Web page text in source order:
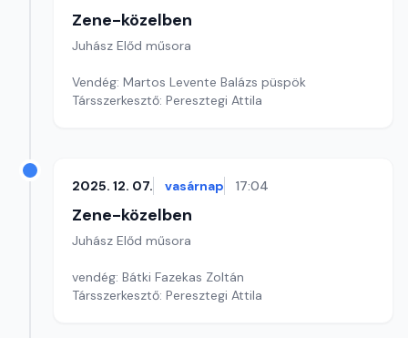
Zene-közelben
Juhász Előd műsora
Vendég: Martos Levente Balázs püspök
Társszerkesztő: Peresztegi Attila
2025. 12. 07. vasárnap 17:04
Zene-közelben
Juhász Előd műsora
vendég: Bátki Fazekas Zoltán
Társszerkesztő: Peresztegi Attila